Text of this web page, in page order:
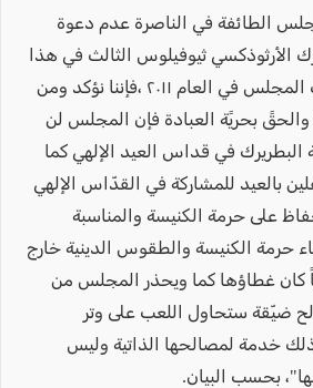
الطائفة في الناصرة عدم دعوة
الأرثوذكسي ثيوفيلوس الثالث في هذا
العيد. واستنادا لموقف المجلس في العام ٢٠١١ ،فإننا نؤكد ومن
بحريًة العبادة فإن المجلس لن
البطريرك في قداس العيد الإلهي كما
بالعيد للمشاركة في القدّاس الإلهي
على حرمة الكنيسة والمناسبة
حرمة الكنيسة والطقوس الدينية خارج
كان غطاؤها كما ويحذر المجلس من
ضيّقة ستحاول اللعب على وتر
خدمة لمصالحها الذاتية وليس
بحسب البيان.